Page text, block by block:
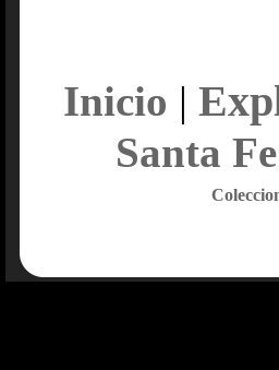
Inicio |
Santa Fe